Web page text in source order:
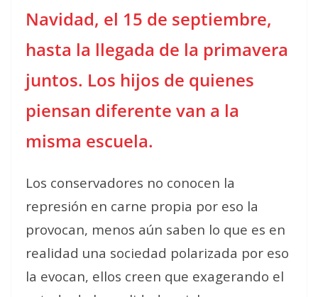
Navidad, el 15 de septiembre,
hasta la llegada de la primavera
juntos. Los hijos de quienes
piensan diferente van a la
misma escuela.
Los conservadores no conocen la
represión en carne propia por eso la
provocan, menos aún saben lo que es en
realidad una sociedad polarizada por eso
la evocan, ellos creen que exagerando el